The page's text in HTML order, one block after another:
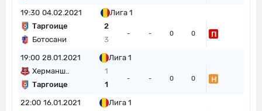
19:30 04.02.2021
Лига 1
Таргоице
2
Ботосани
3
- - 0 0 П
19:00 28.01.2021
Лига 1
Херманш..
1
Таргоице
1
- - 0 0 Н
22:00 16.01.2021
Лига 1